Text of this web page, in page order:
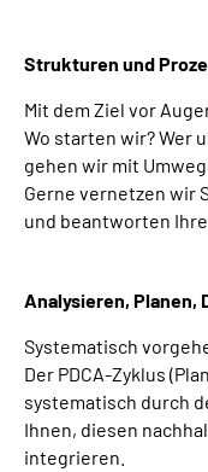
Strukturen und
Mit dem Ziel vor
Wo starten wir? Wer
gehen wir mit
Gerne vernetzen wir
und beantworten Ihre
Analysieren,
Systematisch
Der PDCA-Zyklus
systematisch durch
Ihnen, diesen
integrieren.